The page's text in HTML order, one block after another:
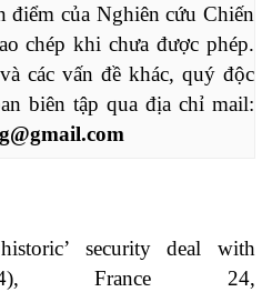
điểm của Nghiên cứu Chiến
chép khi chưa được phép.
các vấn đề khác, quý độc
security deal with
France 24,